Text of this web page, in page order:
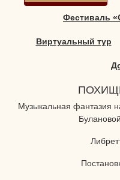
Фестиваль
Виртуальный тур
Музыкальная фантазия